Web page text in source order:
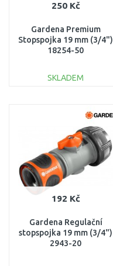
250 Kč
Gardena Premium
Stopspojka 19 mm (3/4")
18254-50
SKLADEM
192 Kč
Gardena Regulační
stopspojka 19 mm (3/4")
2943-20